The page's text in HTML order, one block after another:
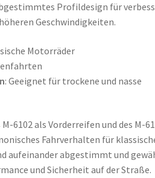
Profildesign für
Geschwindigkeiten.
Motorräder
: Geeignet für trockene und nasse
6102 als Vorderreifen und des M-
Fahrverhalten für
aufeinander abgestimmt und
und Sicherheit auf der Straße.